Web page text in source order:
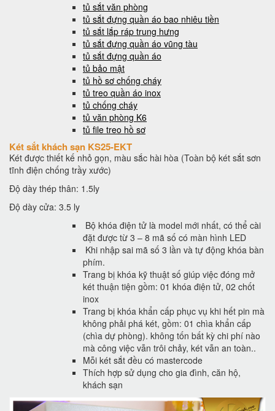
tủ sắt văn phòng
tủ sắt đựng quần áo bao nhiêu tiền
tủ sắt lắp ráp trung hưng
tủ sắt đựng quần áo vũng tàu
tủ sắt đựng quần áo
tủ bảo mật
tủ hồ sơ chống cháy
tủ treo quần áo inox
tủ chống cháy
tủ văn phòng K6
tủ file treo hồ sơ
Két sắt khách sạn KS25-EKT
Két được thiết kế nhỏ gọn, màu sắc hài hòa (Toàn bộ két sắt sơn
tĩnh điện chống trầy xước)
Độ dày thép thân: 1.5ly
Độ dày cửa: 3.5 ly
Bộ khóa điện tử là model mới nhất, có thể cài
đặt được từ 3 – 8 mã số có màn hình LED
Khi nhập sai mã số 3 lần và tự động khóa bàn
phím.
Trang bị khóa kỹ thuật số giúp việc đóng mở
két thuận tiện gồm: 01 khóa điện tử, 02 chốt
inox
Trang bị khóa khẩn cấp phục vụ khi hết pin mà
không phải phá két, gồm: 01 chìa khẩn cấp
(chìa dự phòng). không tốn bất kỳ chi phí nào
mà công việc vẫn trôi chảy, két vẫn an toàn..
Mỗi két sắt đều có mastercode
Thích hợp sử dụng cho gia đình, căn hộ,
khách sạn